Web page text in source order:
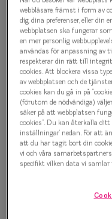
Kids
500 kr
Pink
Bågstorlek
XS
Upp till 119 mm
webbläsare, främst i form av
dig, dina preferenser, eller din
webbplatsen ska fungerar
en mer personlig
användas för anpassning av
respekterar din rätt till
cookies. Att blockera vissa
av webbplatsen och de
cookies kan du gå in på
(förutom de nödvändiga)
säker på att webbplatsen
cookies”. Du kan återkalla ditt
inställningar’ nedan. För att
att du har tagit bort din
vi och våra
specifikt vilken data vi samlar